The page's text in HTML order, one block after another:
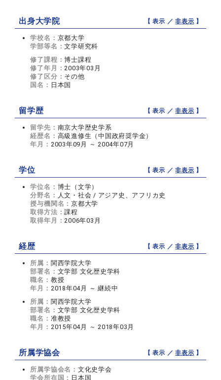
出身大学院 【 表示 ／非表示 】
学校名： 京都大学
学部等名：文学研究科
修了課程：博士課程
修了年月：2003年03月
修了区分： その他
国名： 日本国
留学歴 【 表示 ／非表示 】
留学先： 南京大学歴史学系
経歴名： 高級進修生（中国政府奨学金）
年月： 2003年09月 ～ 2004年07月
学位 【 表示 ／非表示 】
学位名： 博士（文学）
分野名： 人文・社会 / アジア史、アフリカ史
授与機関名：京都大学
取得方法：課程
取得年月：2006年03月
経歴 【 表示 ／非表示 】
所属： 関西学院大学
部署名： 文学部 文化歴史学科
職名： 教授
年月： 2018年04月 ～ 継続中
所属： 関西学院大学
部署名： 文学部 文化歴史学科
職名： 准教授
年月： 2015年04月 ～ 2018年03月
所属学協会 【 表示 ／非表示 】
所属学協会名： 文化史学会
学会所在国： 日本国